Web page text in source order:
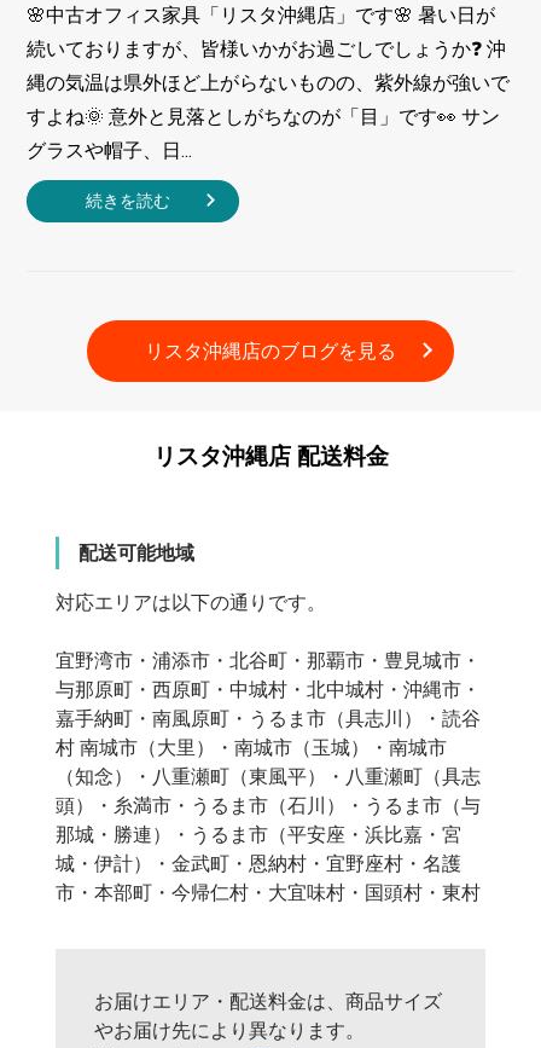
🌸中古オフィス家具「リスタ沖縄店」です🌸 暑い日が
続いておりますが、皆様いかがお過ごしでしょうか❓ 沖
縄の気温は県外ほど上がらないものの、紫外線が強いで
すよね🌞 意外と見落としがちなのが「目」です👀 サン
グラスや帽子、日...
続きを読む
リスタ沖縄店のブログを見る
リスタ沖縄店 配送料金
配送可能地域
対応エリアは以下の通りです。
宜野湾市・浦添市・北谷町・那覇市・豊見城市・
与那原町・西原町・中城村・北中城村・沖縄市・
嘉手納町・南風原町・うるま市（具志川）・読谷
村 南城市（大里）・南城市（玉城）・南城市
（知念）・八重瀬町（東風平）・八重瀬町（具志
頭）・糸満市・うるま市（石川）・うるま市（与
那城・勝連）・うるま市（平安座・浜比嘉・宮
城・伊計）・金武町・恩納村・宜野座村・名護
市・本部町・今帰仁村・大宜味村・国頭村・東村
お届けエリア・配送料金は、商品サイズ
やお届け先により異なります。